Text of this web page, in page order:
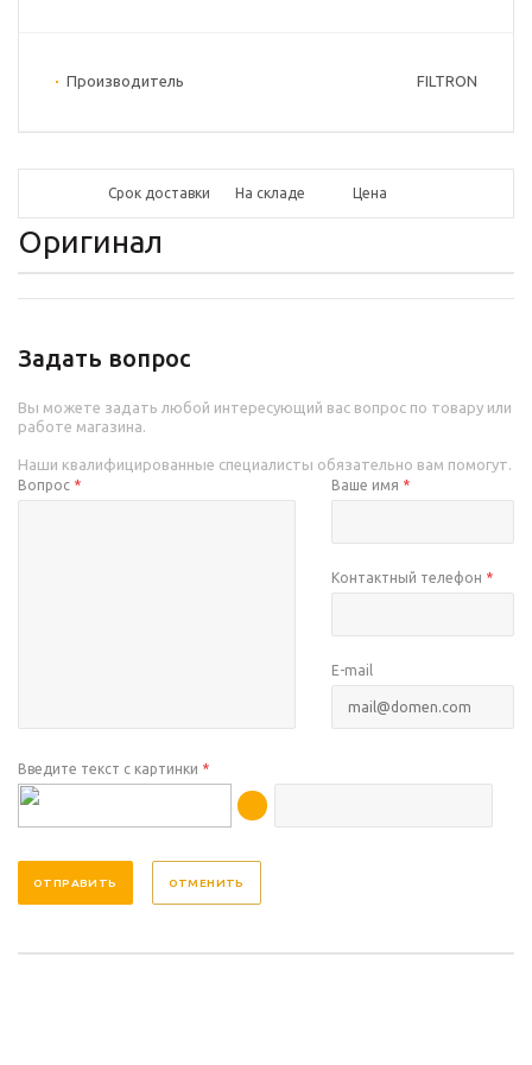
Производитель FILTRON
Срок доставки На складе Цена
Оригинал
Задать вопрос
Вы можете задать любой интересующий вас вопрос по товару или
работе магазина.
Наши квалифицированные специалисты обязательно вам помогут.
Вопрос * Ваше имя *
Контактный телефон *
E-mail
Введите текст с картинки *
ОТМЕНИТЬ